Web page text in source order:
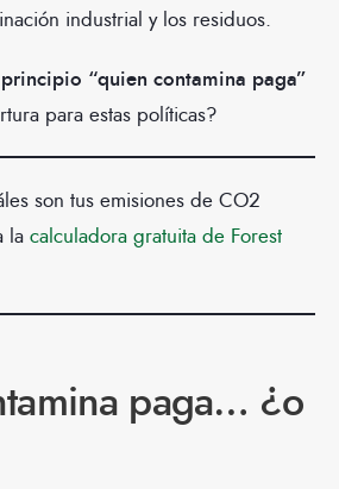
industrial y los residuos.
principio “quien contamina paga”
para estas políticas?
son tus emisiones de CO2
la calculadora gratuita de Forest
paga… ¿o